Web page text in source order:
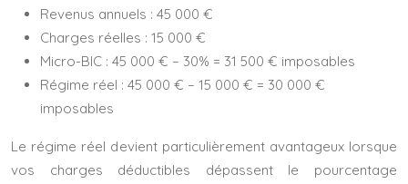
Revenus annuels : 45 000 €
Charges réelles : 15 000 €
Micro-BIC : 45 000 € – 30% = 31 500 € imposables
Régime réel : 45 000 € – 15 000 € = 30 000 €
imposables
Le régime réel devient particulièrement avantageux lorsque
vos charges déductibles dépassent le pourcentage